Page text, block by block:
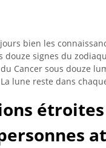
bien les
douze signes du
Cancer sous douze
lune reste dans